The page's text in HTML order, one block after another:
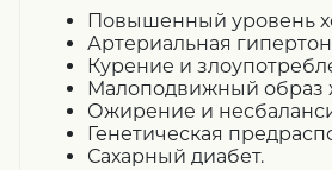
Повышенный уровень
Артериальная
Курение и
Малоподвижный образ
Ожирение и
Генетическая
Сахарный диабет.